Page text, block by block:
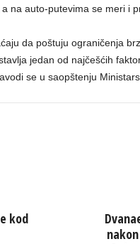
na auto-putevima se meri i
da poštuju ograničenja
jedan od najčešćih
se u saopštenju
kod